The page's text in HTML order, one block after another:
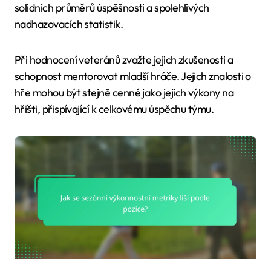
solidních průměrů úspěšnosti a spolehlivých
nadhazovacích statistik.
Při hodnocení veteránů zvažte jejich zkušenosti a
schopnost mentorovat mladší hráče. Jejich znalosti o
hře mohou být stejně cenné jako jejich výkony na
hřišti, přispívající k celkovému úspěchu týmu.